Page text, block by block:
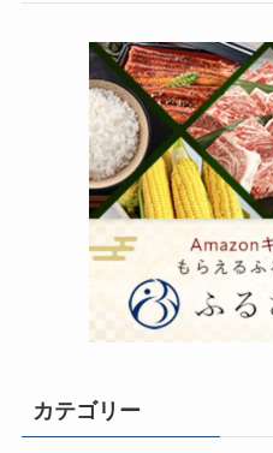
カテゴリー